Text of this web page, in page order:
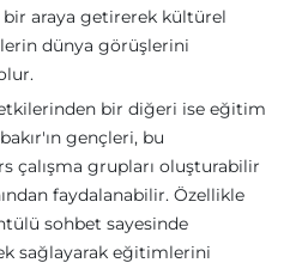
araya getirerek kültürel
dünya görüşlerini
bir diğeri ise eğitim
gençleri, bu
çalışma grupları oluşturabilir
faydalanabilir. Özellikle
sohbet sayesinde
sağlayarak eğitimlerini